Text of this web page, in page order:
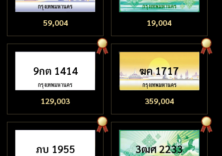
59,004 19,004
9กต 1414
129,003
ฆค 1717
359,004
ภบ 1955 3ฒศ 2233